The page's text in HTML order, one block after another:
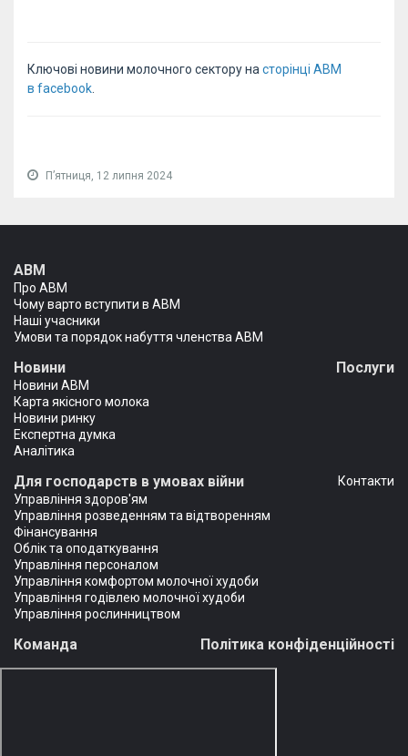
Ключові новини молочного сектору на сторінці АВМ
в facebook
Пʼятниця, 12 липня 2024
АВМ
Про АВМ
Чому варто вступити в АВМ
Наші учасники
Умови та порядок набуття членства АВМ
Новини
Новини АВМ
Карта якісного молока
Новини ринку
Експертна думка
Аналітика
Послуги
Для господарств в умовах війни
Управління здоров'ям
Управління розведенням та відтворенням
Фінансування
Облік та оподаткування
Управління персоналом
Управління комфортом молочної худоби
Управління годівлею молочної худоби
Управління рослинництвом
Контакти
Команда Політика конфіденційності